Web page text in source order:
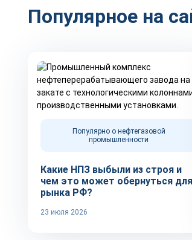
Популярное на
Популярно о нефтегазовой
промышленности
Какие НПЗ выбыли из строя и
чем это может обернуться для
рынка РФ?
23 июля 2026